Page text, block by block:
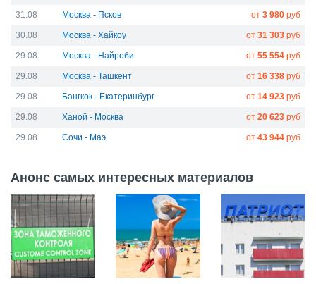
31.08 Москва - Псков от 3 980 руб
30.08 Москва - Хайкоу от 31 303 руб
29.08 Москва - Найроби от 55 554 руб
29.08 Москва - Ташкент от 16 338 руб
29.08 Бангкок - Екатеринбург от 14 923 руб
29.08 Ханой - Москва от 20 623 руб
29.08 Сочи - Маэ от 43 944 руб
Анонс самых интересных материалов